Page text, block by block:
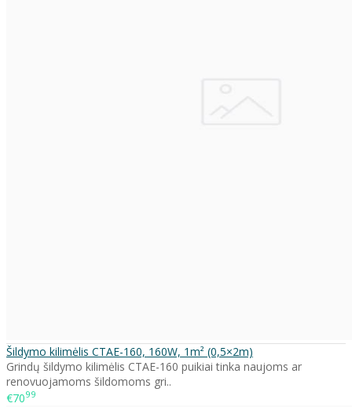
Šildymo kilimėlis CTAE-160, 160W, 1m² (0,5×2m)
Grindų šildymo kilimėlis CTAE-160 puikiai tinka naujoms ar
renovuojamoms šildomoms gri..
€7099